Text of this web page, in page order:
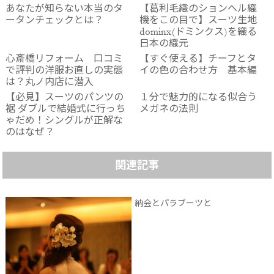
あなたが知らない本当のタ
ータンチェックとは？
【葛利毛織のションヘル織
機をこの目で】スーツ生地
dominx(ドミンクス)を織る
日本の織元
心斎橋リフォーム 口コミ
で評判の洋服お直しの実態
は？丸ノ内店に潜入
【すぐ使える】チーフとタ
イの色の合わせ方 基本編
【必見】スーツのパンツの
裾 ダブルで結婚式に行っち
ゃだめ！シングルが正解な
のはなぜ？
１分で魅力的になる似合う
メガネの法則
関連記事
納会とパラブーツと